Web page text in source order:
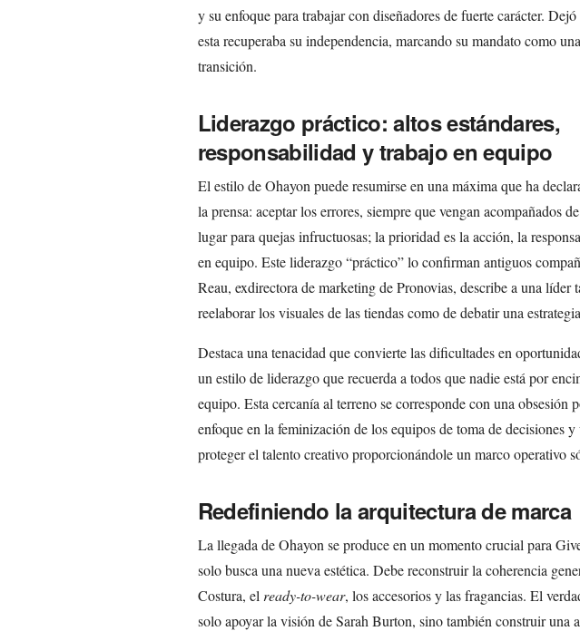
y su enfoque para trabajar con diseñadores de fuerte carácter.
esta recuperaba su independencia, marcando su mandato como
transición.
Liderazgo práctico: altos estándares,
responsabilidad y trabajo en equipo
El estilo de Ohayon puede resumirse en una máxima que ha
la prensa: aceptar los errores, siempre que vengan acompañados
lugar para quejas infructuosas; la prioridad es la acción, la
en equipo. Este liderazgo “práctico” lo confirman antiguos
Reau, exdirectora de marketing de Pronovias, describe a una líder
reelaborar los visuales de las tiendas como de debatir una
Destaca una tenacidad que convierte las dificultades en
un estilo de liderazgo que recuerda a todos que nadie está por
equipo. Esta cercanía al terreno se corresponde con una obsesión
enfoque en la feminización de los equipos de toma de decisiones y
proteger el talento creativo proporcionándole un marco operativo
Redefiniendo la arquitectura de marca
La llegada de Ohayon se produce en un momento crucial para
solo busca una nueva estética. Debe reconstruir la coherencia
Costura, el ready-to-wear, los accesorios y las fragancias. El
solo apoyar la visión de Sarah Burton, sino también construir una